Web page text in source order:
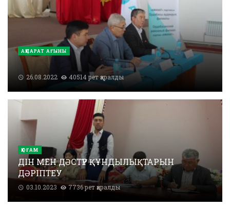
АҚПАРАТ АҒЫНЫ
26.08.2022 40514 рет қаралды
ҚОҒАМ
ДІН МЕН ДӘСТҮР ҚҰНДЫЛЫҚТАРЫН
ДӘРІПТЕУ
03.10.2023 7736 рет қаралды